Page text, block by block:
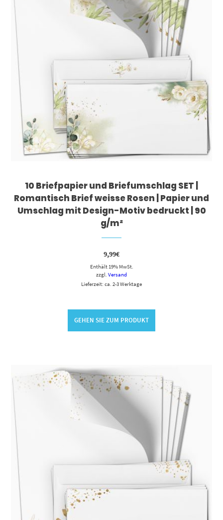
10 Briefpapier und Briefumschlag SET |
Romantisch Brief weisse Rosen | Papier und
Umschlag mit Design-Motiv bedruckt | 90
g/m²
9,99€
Enthält 19% MwSt.
zzgl. Versand
Lieferzeit: ca. 2-3 Werktage
GEHEN SIE ZUM PRODUKT